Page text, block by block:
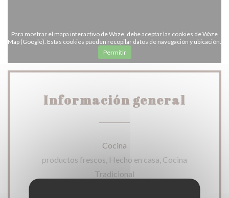
Para mostrar el mapa interactivo de Waze, debe aceptar las cookies de Waze
Map (Google). Estas cookies pueden recopilar datos de navegación y ubicación.
Permitir
Información general
Cocina
productos frescos, Hecho en casa, Cocina
Tradicional